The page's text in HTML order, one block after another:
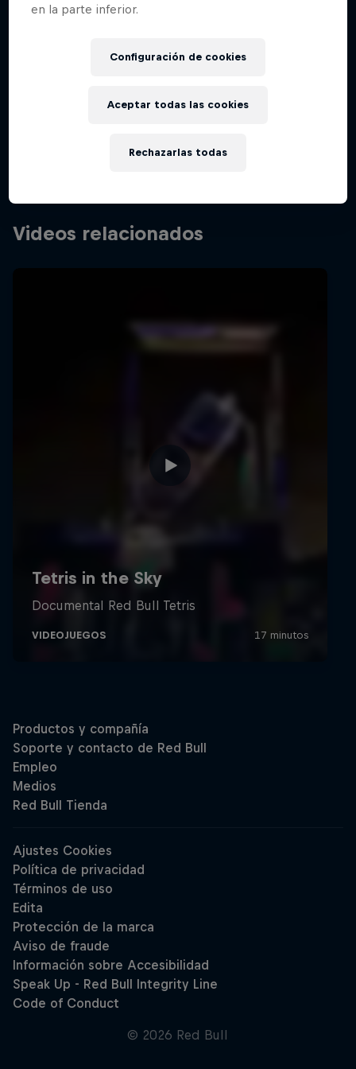
cómo …
Years
VIDEOJUEGOS
Videos relacionados
en la parte inferior.
Configuración de cookies
Rechazarlas todas
Aceptar todas las cookies